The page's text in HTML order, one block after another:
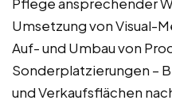
Umsetzung von Visual-
Auf- und Umbau von
Sonderplatzierungen –
und Verkaufsflächen